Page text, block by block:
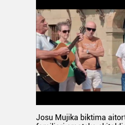
Josu Mujika biktima